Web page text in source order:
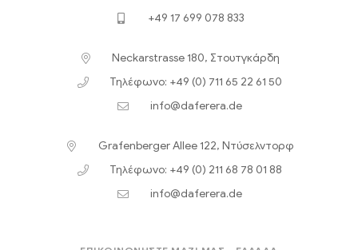
+49 17 699 078 833
Neckarstrasse 180, Στουτγκάρδη
Τηλέφωνο: +49 (0) 711 65 22 61 50
info@daferera.de
Grafenberger Allee 122, Ντύσελντορφ
Τηλέφωνο: +49 (0) 211 68 78 01 88
info@daferera.de